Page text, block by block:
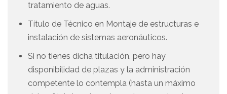
tratamiento de aguas.
Título de Técnico en Montaje de estructuras e
instalación de sistemas aeronáuticos.
Si no tienes dicha titulación, pero hay
disponibilidad de plazas y la administración
competente lo contempla (hasta un máximo